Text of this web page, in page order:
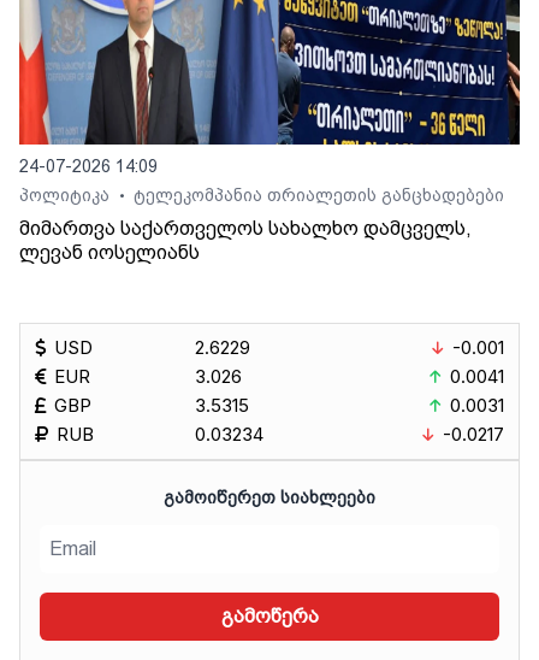
24-07-2026 14:09
პოლიტიკა
• ტელეკომპანია თრიალეთის განცხადებები
მიმართვა საქართველოს სახალხო დამცველს,
ლევან იოსელიანს
USD
EUR
GBP
RUB
2.6229
3.026
3.5315
0.03234
-0.001
0.0041
0.0031
-0.0217
ᲒᲐᲛᲝᲘᲬᲔᲠᲔᲗ ᲡᲘᲐᲮᲚᲔᲔᲑᲘ
გამოწერა